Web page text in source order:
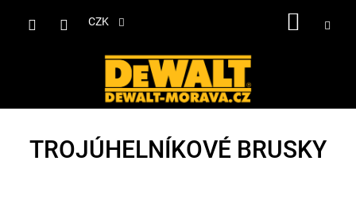
CZK
TROJÚHELNÍKOVÉ BRUSKY